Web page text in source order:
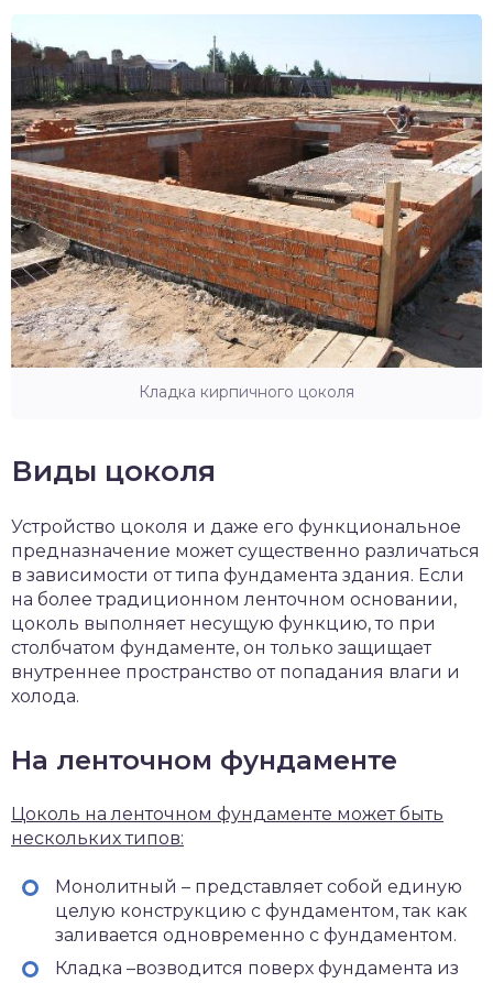
Кладка кирпичного цоколя
Виды цоколя
Устройство цоколя и даже его функциональное
предназначение может существенно различаться
в зависимости от типа фундамента здания. Если
на более традиционном ленточном основании,
цоколь выполняет несущую функцию, то при
столбчатом фундаменте, он только защищает
внутреннее пространство от попадания влаги и
холода.
На ленточном фундаменте
Цоколь на ленточном фундаменте может быть
нескольких типов:
Монолитный – представляет собой единую
целую конструкцию с фундаментом, так как
заливается одновременно с фундаментом.
Кладка –возводится поверх фундамента из